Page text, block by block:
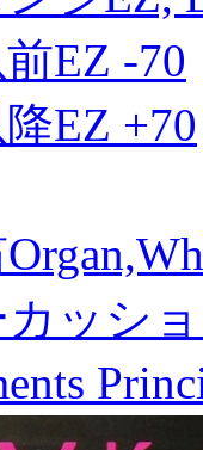
EZ -70
EZ +70
ッシ